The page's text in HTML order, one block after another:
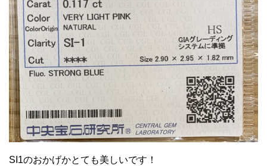
SI1のおかげかとても美しいです！